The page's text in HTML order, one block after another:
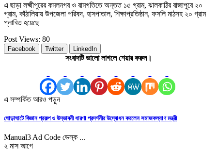
এ ছাড়া লক্ষ্মীপুরের কমলনগর ও রামগতিতে অন্তত ১৫ গ্রাম, ঝালকাঠির রাজাপুরে ২০
গ্রাম, কাঁঠালিয়ায় উপজেলা পরিষদ, হাসপাতাল, শিক্ষাপ্রতিষ্ঠান, ফসলি মাঠসহ ২০ গ্রাম
প্লাবিত হয়েছে
Post Views: 80
Facebook Twitter LinkedIn
সংবাদটি ভালো লাগলে শেয়ার করুন।
এ সম্পর্কিত আরও পড়ুন
ঘোড়াঘাটে বিজ্ঞান প্রকল্প ও উদ্ভাবনী ধারণা প্রদর্শনীর উদ্বোধন করলেন সমাজকল্যাণ মন্ত্রী
Manual3 Ad Code ডেস্ক ...
২ মাস আগে